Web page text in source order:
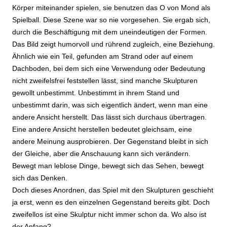
Körper miteinander spielen, sie benutzen das O von Mond als
Spielball. Diese Szene war so nie vorgesehen. Sie ergab sich,
durch die Beschäftigung mit dem uneindeutigen der Formen.
Das Bild zeigt humorvoll und rührend zugleich, eine Beziehung.
Ähnlich wie ein Teil, gefunden am Strand oder auf einem
Dachboden, bei dem sich eine Verwendung oder Bedeutung
nicht zweifelsfrei feststellen lässt, sind manche Skulpturen
gewollt unbestimmt. Unbestimmt in ihrem Stand und
unbestimmt darin, was sich eigentlich ändert, wenn man eine
andere Ansicht herstellt. Das lässt sich durchaus übertragen.
Eine andere Ansicht herstellen bedeutet gleichsam, eine
andere Meinung ausprobieren. Der Gegenstand bleibt in sich
der Gleiche, aber die Anschauung kann sich verändern.
Bewegt man leblose Dinge, bewegt sich das Sehen, bewegt
sich das Denken.
Doch dieses Anordnen, das Spiel mit den Skulpturen geschieht
ja erst, wenn es den einzelnen Gegenstand bereits gibt. Doch
zweifellos ist eine Skulptur nicht immer schon da. Wo also ist